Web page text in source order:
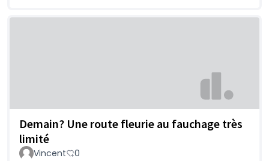
Demain? Une route fleurie au fauchage très
limité
Vincent 0